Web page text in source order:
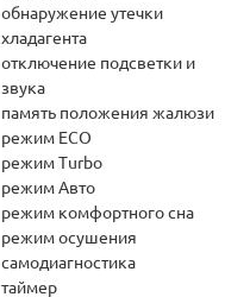
обнаружение утечки
хладагента
отключение подсветки и
звука
память положения жалюзи
режим ECO
режим Turbo
режим Авто
режим комфортного сна
режим осушения
самодиагностика
таймер